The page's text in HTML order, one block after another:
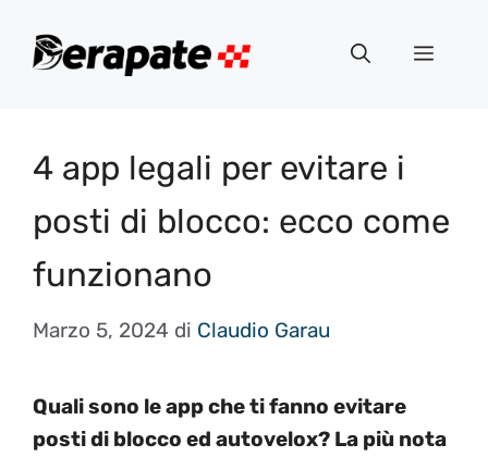
Menu
4 app legali per evitare i
posti di blocco: ecco come
funzionano
Marzo 5, 2024 di Claudio Garau
Quali sono le app che ti fanno evitare
posti di blocco ed autovelox? La più nota